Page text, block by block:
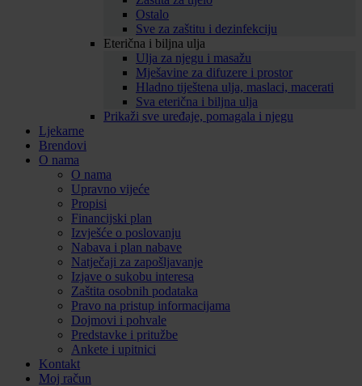
Ostalo
Sve za zaštitu i dezinfekciju
Eterična i biljna ulja
Ulja za njegu i masažu
Mješavine za difuzere i prostor
Hladno tiještena ulja, maslaci, macerati
Sva eterična i biljna ulja
Prikaži sve uređaje, pomagala i njegu
Ljekarne
Brendovi
O nama
O nama
Upravno vijeće
Propisi
Financijski plan
Izvješće o poslovanju
Nabava i plan nabave
Natječaji za zapošljavanje
Izjave o sukobu interesa
Zaštita osobnih podataka
Pravo na pristup informacijama
Dojmovi i pohvale
Predstavke i pritužbe
Ankete i upitnici
Kontakt
Moj račun